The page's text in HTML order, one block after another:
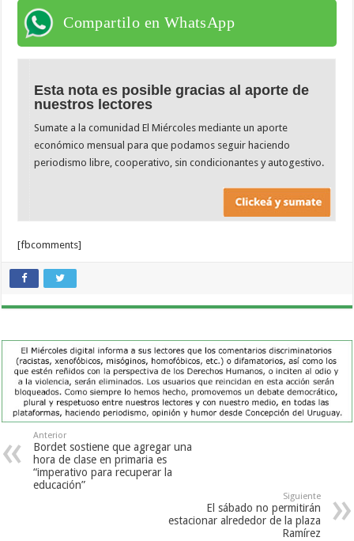
Compartilo en WhatsApp
Esta nota es posible gracias al aporte de
nuestros lectores
Sumate a la comunidad El Miércoles mediante un aporte
económico mensual para que podamos seguir haciendo
periodismo libre, cooperativo, sin condicionantes y autogestivo.
[fbcomments]
Anterior
Bordet sostiene que agregar una
hora de clase en primaria es
“imperativo para recuperar la
educación”
Siguiente
El sábado no permitirán
estacionar alrededor de la plaza
Ramírez